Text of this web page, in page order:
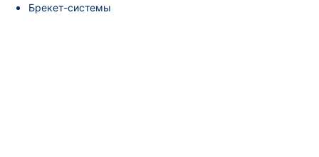
Брекет-системы